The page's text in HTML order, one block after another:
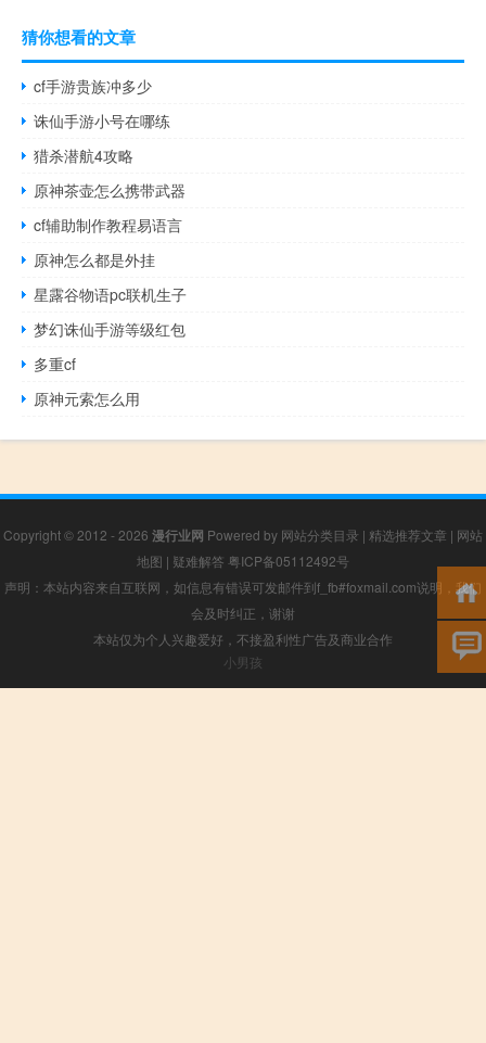
猜你想看的文章
cf手游贵族冲多少
诛仙手游小号在哪练
猎杀潜航4攻略
原神茶壶怎么携带武器
cf辅助制作教程易语言
原神怎么都是外挂
星露谷物语pc联机生子
梦幻诛仙手游等级红包
多重cf
原神元索怎么用
Copyright © 2012 - 2026 漫行业网 Powered by 网站分类目录 | 精选推荐文章 | 网站
地图 | 疑难解答 粤ICP备05112492号
声明：本站内容来自互联网，如信息有错误可发邮件到f_fb#foxmail.com说明，我们
会及时纠正，谢谢
本站仅为个人兴趣爱好，不接盈利性广告及商业合作
小男孩